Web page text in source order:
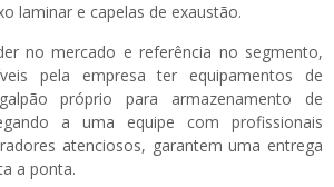
laminar e capelas de exaustão.
no mercado e referência no segmento,
pela empresa ter equipamentos de
próprio para armazenamento de
a uma equipe com profissionais
atenciosos, garantem uma entrega
a ponta.